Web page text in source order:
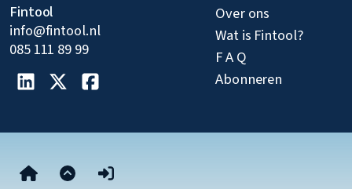
Fintool
info@fintool.nl
085 111 89 99
Over ons
Wat is Fintool?
F A Q
Abonneren